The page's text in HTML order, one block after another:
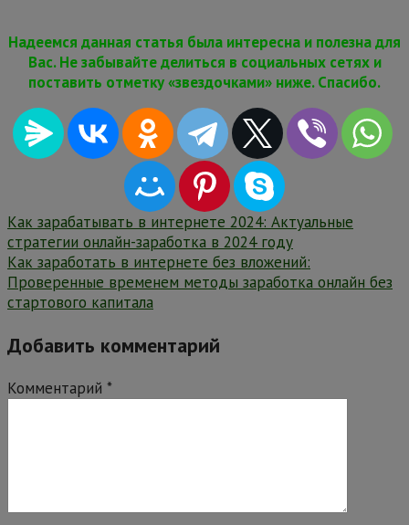
Надеемся данная статья была интересна и полезна для
Вас. Не забывайте делиться в социальных сетях и
поставить отметку «звездочками» ниже. Спасибо.
Навигация
по
записям
Как зарабатывать в интернете 2024: Актуальные
стратегии онлайн-заработка в 2024 году
Как заработать в интернете без вложений:
Проверенные временем методы заработка онлайн без
стартового капитала
Добавить комментарий
Комментарий *